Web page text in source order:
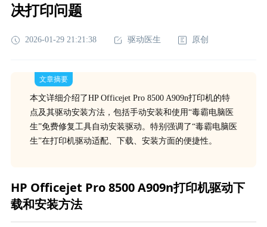
决打印问题
2026-01-29 21:21:38 驱动医生 原创
文章摘要
本文详细介绍了HP Officejet Pro 8500 A909n打印机的特
点及其驱动安装方法，包括手动安装和使用“毒霸电脑医
生”免费修复工具自动安装驱动。特别强调了“毒霸电脑医
生”在打印机驱动适配、下载、安装方面的便捷性。
HP Officejet Pro 8500 A909n打印机驱动下
载和安装方法